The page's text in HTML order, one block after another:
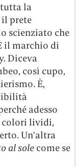
tutta la
il prete
scienziato che
il marchio di
Diceva
così cupo,
È,
adesso
colori lividi,
Un’altra
al sole come se